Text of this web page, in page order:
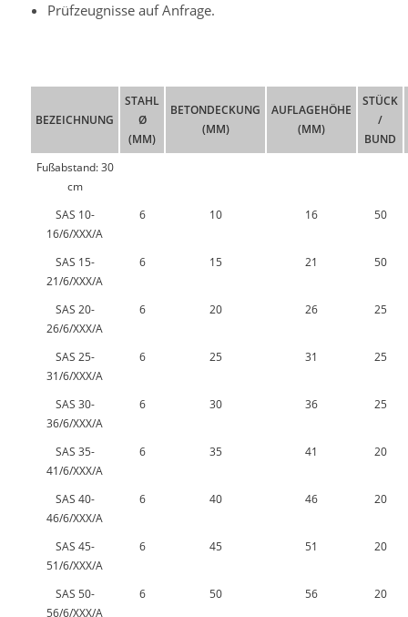
Prüfzeugnisse auf Anfrage.
BEZEICHNUNG
STAHL
Ø
(MM)
BETONDECKUNG
(MM)
AUFLAGEHÖHE
(MM)
STÜCK
/
BUND
Fußabstand: 30
cm
SAS 10-
16/6/XXX/A
6 10 16 50
SAS 15-
21/6/XXX/A
6 15 21 50
SAS 20-
26/6/XXX/A
6 20 26 25
SAS 25-
31/6/XXX/A
6 25 31 25
SAS 30-
36/6/XXX/A
6 30 36 25
SAS 35-
41/6/XXX/A
6 35 41 20
SAS 40-
46/6/XXX/A
6 40 46 20
SAS 45-
51/6/XXX/A
6 45 51 20
SAS 50-
56/6/XXX/A
6 50 56 20